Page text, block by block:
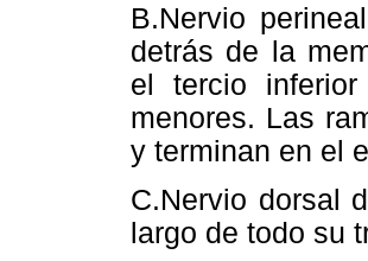
B.­Nervio
detrás de la
el tercio
menores. Las
y terminan en el
C.­Nervio dorsal
largo de todo su